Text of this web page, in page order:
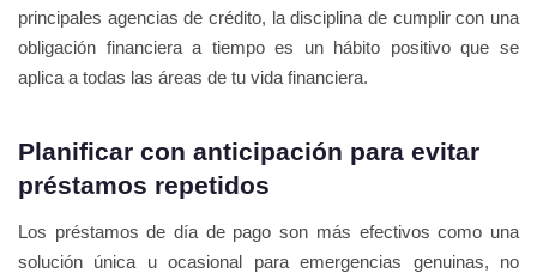
principales agencias de crédito, la disciplina de cumplir con una
obligación financiera a tiempo es un hábito positivo que se
aplica a todas las áreas de tu vida financiera.
Planificar con anticipación para evitar
préstamos repetidos
Los préstamos de día de pago son más efectivos como una
solución única u ocasional para emergencias genuinas, no